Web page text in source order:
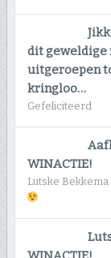
dit geweldige
uitgeroepen
kringloo…
Gefeliciteerd
WINACTIE!
Lutske